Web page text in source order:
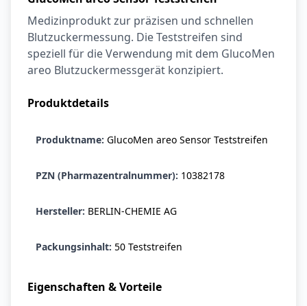
Medizinprodukt zur präzisen und schnellen
Blutzuckermessung. Die Teststreifen sind
speziell für die Verwendung mit dem GlucoMen
areo Blutzuckermessgerät konzipiert.
Produktdetails
Produktname: GlucoMen areo Sensor Teststreifen
PZN (Pharmazentralnummer): 10382178
Hersteller: BERLIN-CHEMIE AG
Packungsinhalt: 50 Teststreifen
Eigenschaften & Vorteile